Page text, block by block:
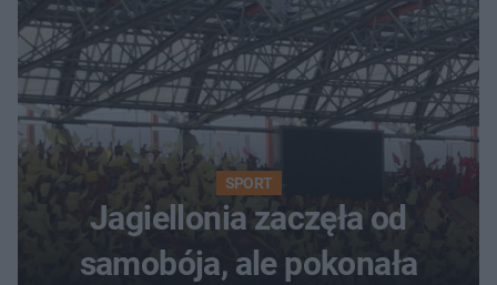
SPORT
Jagiellonia zaczęła od
samobója, ale pokonała